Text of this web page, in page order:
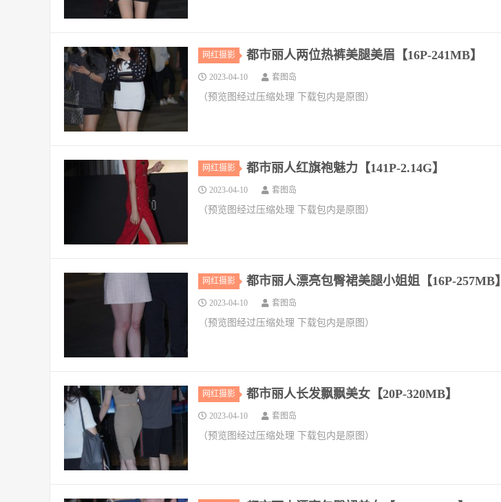
网红摄影 都市丽人两位热裤美腿美眉【16P-241MB】
2023-04-10 套图岛
（预览图经过压缩处理 下载包内是原图）
网红摄影 都市丽人红旗袍魅力【141P-2.14G】
2023-04-10 套图岛
（预览图经过压缩处理 下载包内是原图）
网红摄影 都市丽人漂亮包臀裙美腿小姐姐【16P-257MB】
2023-04-10 套图岛
（预览图经过压缩处理 下载包内是原图）
网红摄影 都市丽人长发飘飘美女【20P-320MB】
2023-04-10 套图岛
（预览图经过压缩处理 下载包内是原图）